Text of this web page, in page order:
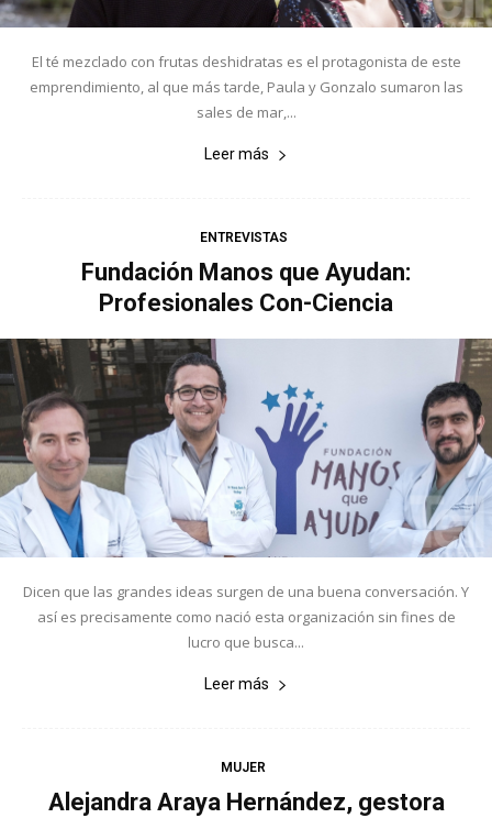
El té mezclado con frutas deshidratas es el protagonista de este
emprendimiento, al que más tarde, Paula y Gonzalo sumaron las
sales de mar,...
Leer más
ENTREVISTAS
Fundación Manos que Ayudan:
Profesionales Con-Ciencia
Dicen que las grandes ideas surgen de una buena conversación. Y
así es precisamente como nació esta organización sin fines de
lucro que busca...
Leer más
MUJER
Alejandra Araya Hernández, gestora